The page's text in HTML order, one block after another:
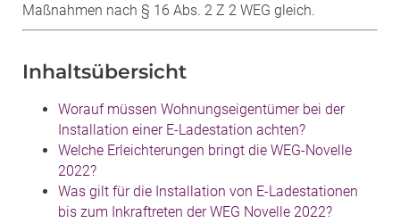
Maßnahmen nach § 16 Abs. 2 Z 2 WEG gleich.
Inhaltsübersicht
Worauf müssen Wohnungseigentümer bei der
Installation einer E-Ladestation achten?
Welche Erleichterungen bringt die WEG-Novelle
2022?
Was gilt für die Installation von E-Ladestationen
bis zum Inkraftreten der WEG Novelle 2022?